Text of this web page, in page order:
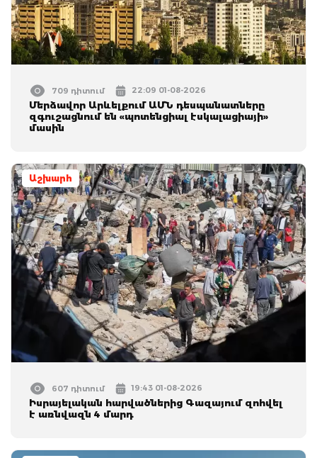
709 դիտում 22:09 01-08-2026
Մերձավոր Արևելքում ԱՄՆ դեսպանատները
զգուշացնում են «պոտենցիալ էսկալացիայի»
մասին
Աշխարհ
607 դիտում 19:43 01-08-2026
Իսրայելական հարվածներից Գազայում զոհվել
է առնվազն 4 մարդ